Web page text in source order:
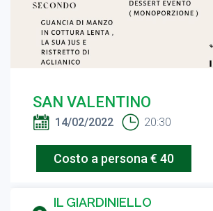
SAN VALENTINO
14/02/2022 20:30
Costo a persona € 40
IL GIARDINIELLO